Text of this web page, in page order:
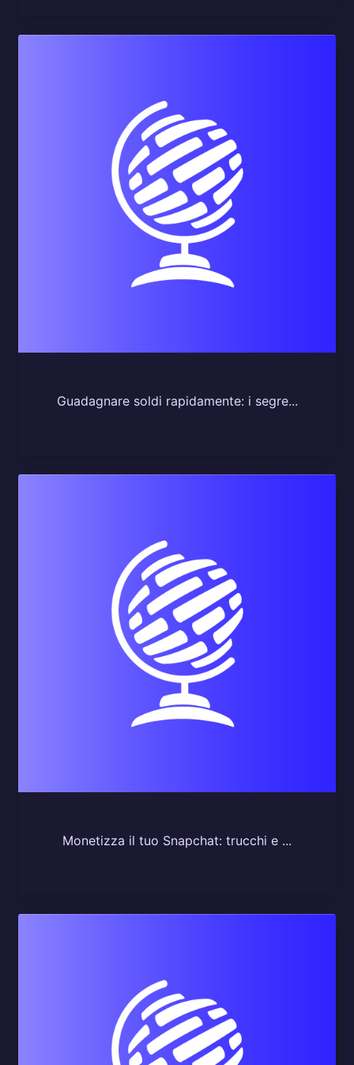
Guadagnare soldi rapidamente: i segre...
Monetizza il tuo Snapchat: trucchi e ...